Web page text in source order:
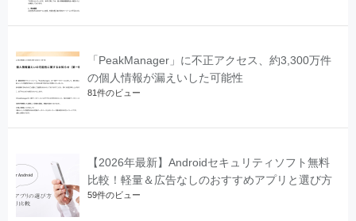
「PeakManager」に不正アクセス、約3,300万件
の個人情報が漏えいした可能性
81件のビュー
【2026年最新】Androidセキュリティソフト無料
比較！軽量＆広告なしのおすすめアプリと選び方
59件のビュー